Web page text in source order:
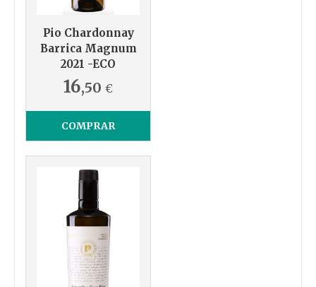
Pio Chardonnay
Barrica Magnum
2021 -ECO
16,50 €
COMPRAR